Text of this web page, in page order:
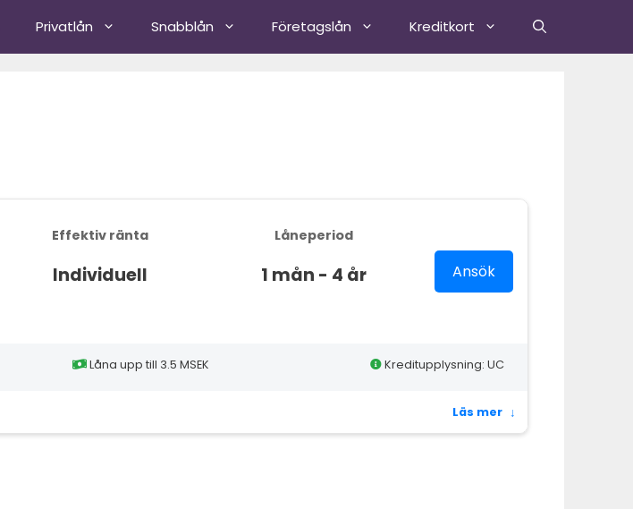
Privatlån Snabblån Företagslån Kreditkort
Effektiv ränta
Individuell
Låneperiod
1 mån - 4 år Ansök
Låna upp till 3.5 MSEK Kreditupplysning: UC
Läs mer ↓